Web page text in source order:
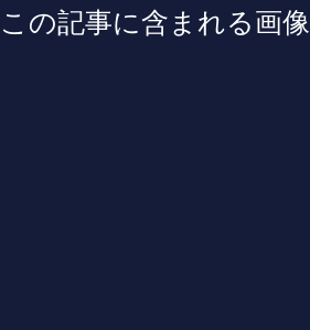
この記事に含まれる画像